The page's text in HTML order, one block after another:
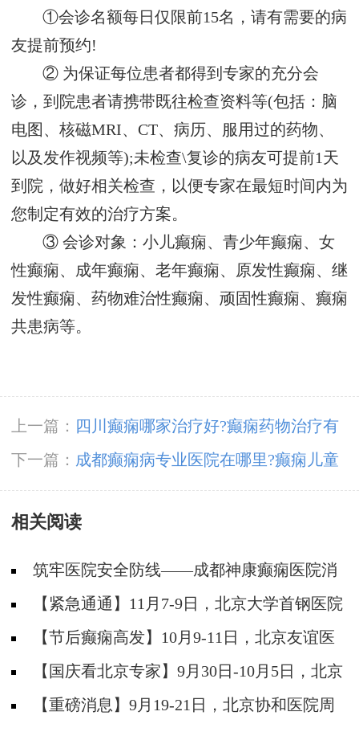
①会诊名额每日仅限前15名，请有需要的病
友提前预约!
② 为保证每位患者都得到专家的充分会
诊，到院患者请携带既往检查资料等(包括：脑
电图、核磁MRI、CT、病历、服用过的药物、
以及发作视频等);未检查\复诊的病友可提前1天
到院，做好相关检查，以便专家在最短时间内为
您制定有效的治疗方案。
③ 会诊对象：小儿癫痫、青少年癫痫、女
性癫痫、成年癫痫、老年癫痫、原发性癫痫、继
发性癫痫、药物难治性癫痫、顽固性癫痫、癫痫
共患病等。
上一篇：
四川癫痫哪家治疗好?癫痫药物治疗有
什么原则?
下一篇： 成都癫痫病专业医院在哪里?癫痫儿童
患病率增高的原因是什么?
相关阅读
筑牢医院安全防线——成都神康癫痫医院消
防安全培训纪实
【紧急通通】11月7-9日，北京大学首钢医院
神经内科胡颖教授亲临成都会诊，破解癫痫疑难
【节后癫痫高发】10月9-11日，北京友谊医
院陈葵博士免费会诊+治疗援助，破解癫痫难
题！
【国庆看北京专家】9月30日-10月5日，北京
天坛&首钢医院两大专家蓉城亲诊+癫痫大额救
【重磅消息】9月19-21日，北京协和医院周